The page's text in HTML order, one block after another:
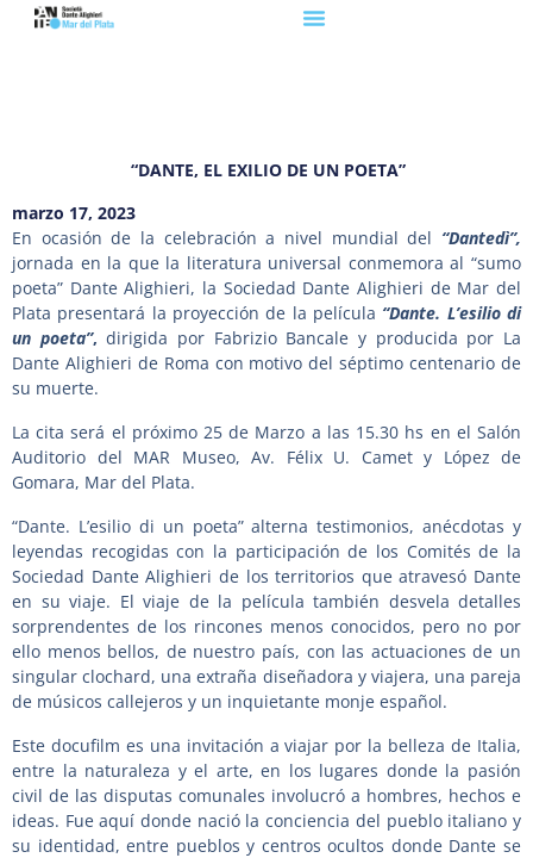
“DANTE, EL EXILIO DE UN POETA”
marzo 17, 2023
En ocasión de la celebración a nivel mundial del “Dantedì”,
jornada en la que la literatura universal conmemora al “sumo
poeta” Dante Alighieri, la Sociedad Dante Alighieri de Mar del
Plata presentará la proyección de la película “Dante. L’esilio di
un poeta”, dirigida por Fabrizio Bancale y producida por La
Dante Alighieri de Roma con motivo del séptimo centenario de
su muerte.
La cita será el próximo 25 de Marzo a las 15.30 hs en el Salón
Auditorio del MAR Museo, Av. Félix U. Camet y López de
Gomara, Mar del Plata.
“Dante. L’esilio di un poeta” alterna testimonios, anécdotas y
leyendas recogidas con la participación de los Comités de la
Sociedad Dante Alighieri de los territorios que atravesó Dante
en su viaje. El viaje de la película también desvela detalles
sorprendentes de los rincones menos conocidos, pero no por
ello menos bellos, de nuestro país, con las actuaciones de un
singular clochard, una extraña diseñadora y viajera, una pareja
de músicos callejeros y un inquietante monje español.
Este docufilm es una invitación a viajar por la belleza de Italia,
entre la naturaleza y el arte, en los lugares donde la pasión
civil de las disputas comunales involucró a hombres, hechos e
ideas. Fue aquí donde nació la conciencia del pueblo italiano y
su identidad, entre pueblos y centros ocultos donde Dante se